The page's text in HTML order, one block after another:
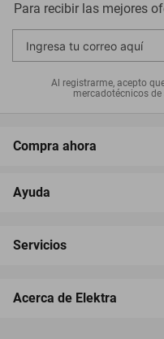
Para recibir las mejores
Al registrarme, acepto
mercadotécnicos de
Compra ahora
Ayuda
Servicios
Acerca de Elektra